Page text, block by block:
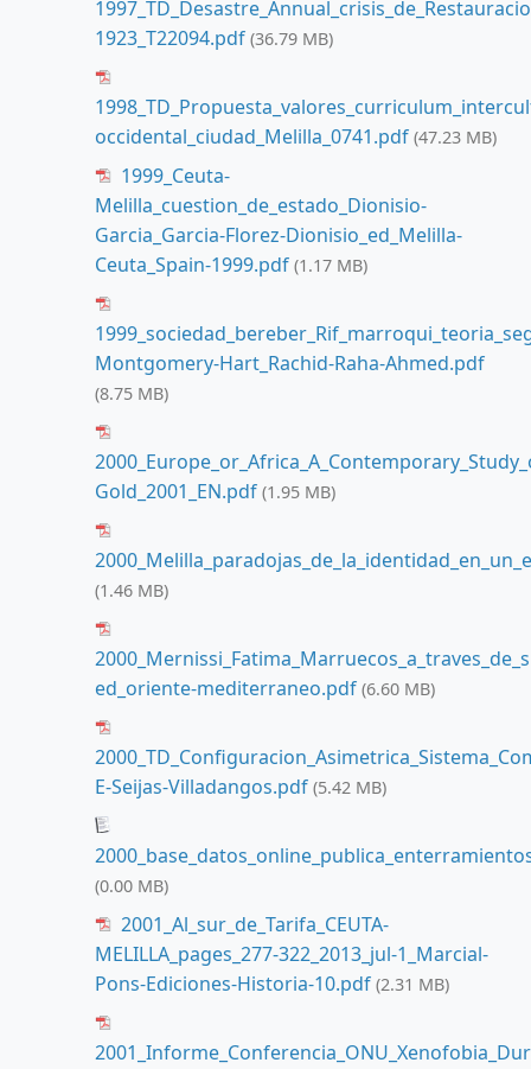
1923_T22094.pdf (36.79 MB)
occidental_ciudad_Melilla_0741.pdf (47.23 MB)
1999_Ceuta-
Melilla_cuestion_de_estado_Dionisio-
Garcia_Garcia-Florez-Dionisio_ed_Melilla-
Ceuta_Spain-1999.pdf (1.17 MB)
Montgomery-Hart_Rachid-Raha-Ahmed.pdf
(8.75 MB)
Gold_2001_EN.pdf (1.95 MB)
(1.46 MB)
ed_oriente-mediterraneo.pdf (6.60 MB)
E-Seijas-Villadangos.pdf (5.42 MB)
(0.00 MB)
2001_Al_sur_de_Tarifa_CEUTA-
MELILLA_pages_277-322_2013_jul-1_Marcial-
Pons-Ediciones-Historia-10.pdf (2.31 MB)